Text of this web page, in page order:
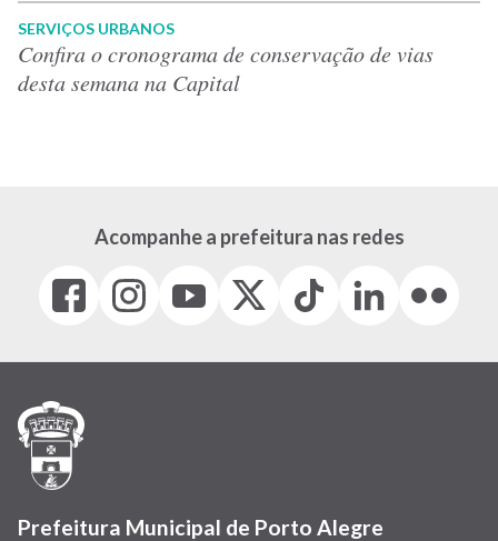
SERVIÇOS URBANOS
Confira o cronograma de conservação de vias
desta semana na Capital
Acompanhe a prefeitura nas redes
Facebook
(link
em
janela)
Instagram
(link
em
(link
em
(Antigo
(link
Tiktok
(link
em
LinkedIn
(link
em
(link
em
Prefeitura Municipal de Porto Alegre